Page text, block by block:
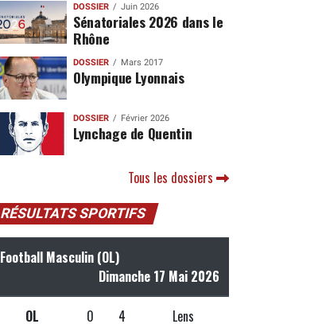
DOSSIER Juin 2026
Sénatoriales 2026 dans le
Rhône
DOSSIER Mars 2017
Olympique Lyonnais
DOSSIER Février 2026
Lynchage de Quentin
Tous les dossiers
RÉSULTATS SPORTIFS
Football Masculin (OL)
Dimanche 17 Mai 2026
OL 0 4 Lens